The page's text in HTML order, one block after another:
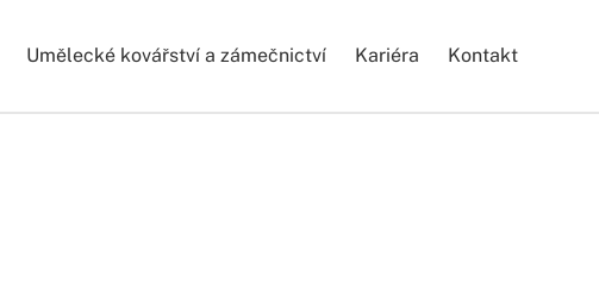
Umělecké kovářství a zámečnictví Kariéra Kontakt